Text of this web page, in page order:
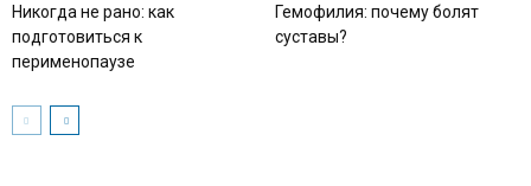
Никогда не рано: как
подготовиться к
перименопаузе
Гемофилия: почему болят
суставы?